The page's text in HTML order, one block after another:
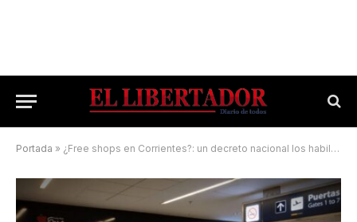
Portada » ¿Free shops en Corrientes?: un decreto nacional los habilita